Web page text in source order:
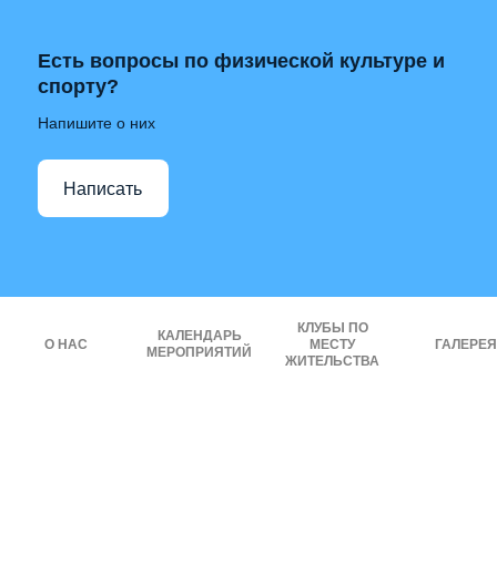
Есть вопросы по физической культуре и
спорту?
Напишите о них
Написать
О НАС
КАЛЕНДАРЬ
МЕРОПРИЯТИЙ
КЛУБЫ ПО
МЕСТУ
ЖИТЕЛЬСТВА
ГАЛЕРЕЯ